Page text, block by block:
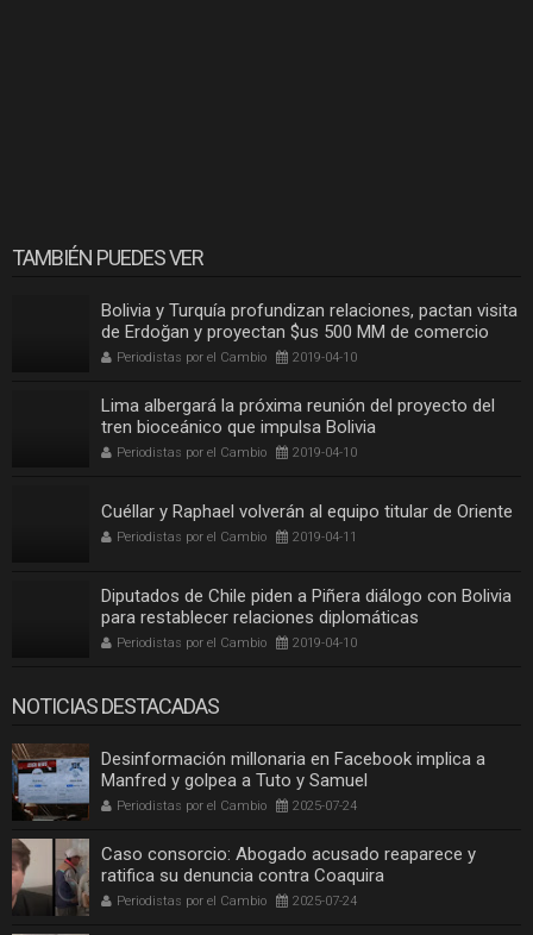
TAMBIÉN PUEDES VER
Bolivia y Turquía profundizan relaciones, pactan visita
de Erdoğan y proyectan $us 500 MM de comercio
Periodistas por el Cambio 2019-04-10
Lima albergará la próxima reunión del proyecto del
tren bioceánico que impulsa Bolivia
Periodistas por el Cambio 2019-04-10
Cuéllar y Raphael volverán al equipo titular de Oriente
Periodistas por el Cambio 2019-04-11
Diputados de Chile piden a Piñera diálogo con Bolivia
para restablecer relaciones diplomáticas
Periodistas por el Cambio 2019-04-10
NOTICIAS DESTACADAS
Desinformación millonaria en Facebook implica a
Manfred y golpea a Tuto y Samuel
Periodistas por el Cambio 2025-07-24
Caso consorcio: Abogado acusado reaparece y
ratifica su denuncia contra Coaquira
Periodistas por el Cambio 2025-07-24